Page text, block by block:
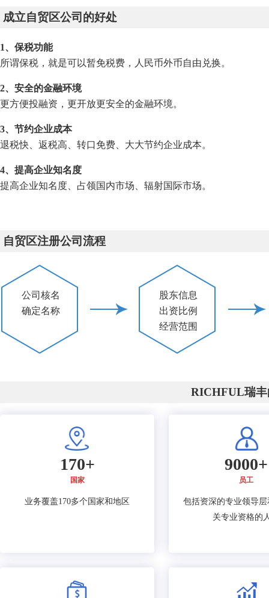
成立自贸区公司的好处
1、保税功能
所谓保税，就是可以暂免税费，人民币外币自由兑换。
2、安全的金融环境
更方便投融资，更开放更安全的金融环境。
3、节约企业成本
退税快、返税高、转口免费、大大节约企业成本。
4、提高企业知名度
提高企业知名度、占领国内市场、辐射国际市场。
自贸区注册公司流程
公司核名
确定名称
股东信息
出资比例
经营范围
RICHFUL瑞丰
170+
国家
业务覆盖170多个国家和地区
9000+
员工
包括资深的专业领导
关专业资格的